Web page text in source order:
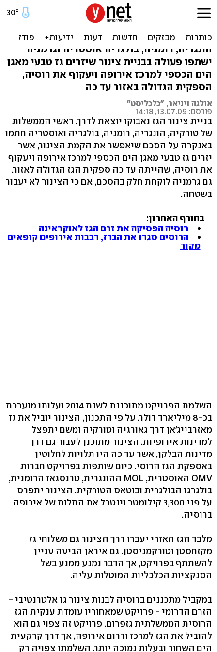
נחתם הסכם לבניית צינור גז
עוקף רוסיה
הונגריה, רומניה, בולגריה אוסטריה וגרמניה
ישתפו פעולה בבניית צינור שיזרים גז טבעי מאגן
הים הכספי למרכז אירופה ויעקוף את רוסיה,
הספקית הגדולה באזור עד כה
אולגה ויניאר, "כלכליסט"
פורסם: 13.07.09, 14:18
בניית צינור הגז נאבוקו יוצאת לדרך. ראשי הממשלות
של טורקיה, הונגריה, רומניה, בולגריה ואוסטריה חתמו
באנקרה על הסכם שיאפשר את הקמת הצינור, אשר
יזרים גז טבעי מאגן הים הכספי למרכז אירופה ויעקוף
את רוסיה, שהייתה עד כה ספקית הגז הגדולה לאזור.
גם גרמניה לוקחת חלק בהסכם, אם כי הצינור לא יעבור
בשטחה.
בחורף האחרון:
רוסיה הפסיקה את זרם הגז לאוקראינה
הרוסים סגרו את הברז, רבבות אירופים קופאים
מקור
השלמת הפרויקט מתוכננת לשנת 2014 ועלותו מוערכת
בכ-8 מיליארד דולר. על פי התכנון, הצינור יוביל את גז
מאזרבייג'אן דרך גאורגיה וטורקיה ומשם יתפצל
למדינות אירופיות. הצינור מתוכנן לעבור גם דרך
מדינות הבלקן, אשר עד כה היו תלויות לחלוטין
באספקת הגז הרוסי. כיום שותפות בפרויקט חברות
OMV האוסטרית, MOL ההונגרית, טרנסגאז הרומנית,
בולגרגז הבולגרית ובוטאס הטורקית. הצינור יתפרס
על פני 3,300 קילומטר וינטרל את התלות של אירופה
ברוסיה.
מלבד הגז האזרי יעברו דרך הצינור גם משלוחי גז
מקזחסטן וטורקמניסטן. גם איראן הביעה עניין
להשתתף בפרויקט, אך הדבר נמנע ממנע בשל
הסנקציות הכלכליות המוטלות עליה.
במקביל מתכננים ברוסיה לבנות צינור גז אלטרנטיבי -
הזרם הדרומי - פרויקט שמאחוריו עומדת ענקית הגז
הרוסית הממשלתית גזפרום. פרויקט זה צפוי גם הוא
להוביל את הגז למרכז ודרום אירופה, אך דרך קרקעית
הים השחור ובעלות נמוכה יותר. השלמתו צפויה רק